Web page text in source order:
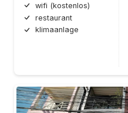
wifi (kostenlos)
restaurant
klimaanlage